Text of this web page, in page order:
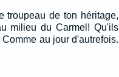
troupeau de ton héritage,
milieu du Carmel! Qu'ils
au jour d'autrefois.